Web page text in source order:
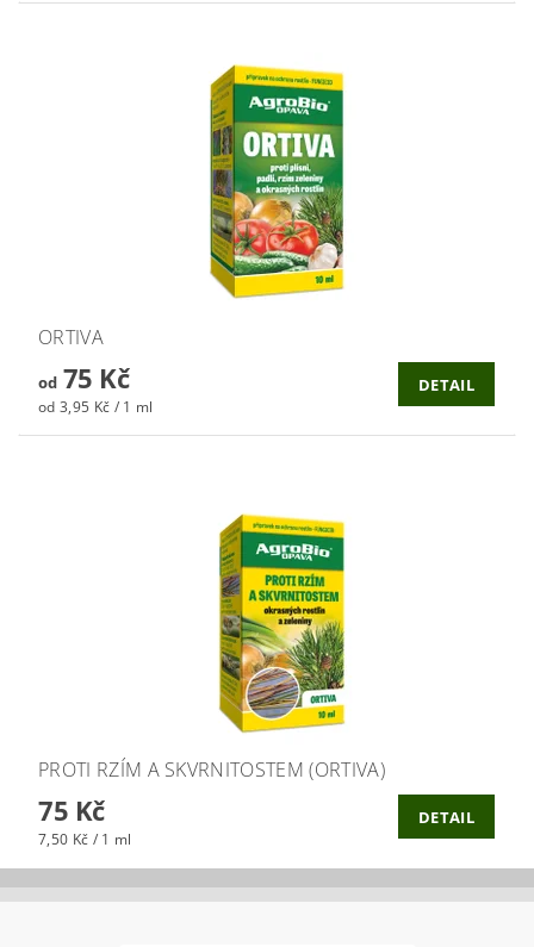
ORTIVA
od75 Kč
od 3,95 Kč / 1 ml
DETAIL
PROTI RZÍM A SKVRNITOSTEM (ORTIVA)
75 Kč
7,50 Kč / 1 ml
DETAIL